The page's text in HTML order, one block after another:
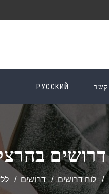
קשר РУССКИЙ
דרושים
לוח דרושים דרושים